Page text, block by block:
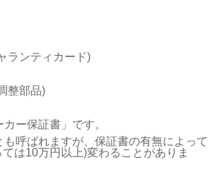
ランティカード)
整部品)
ー保証書」です。
呼ばれますが、保証書の有無によって
は10万円以上)変わることがありま